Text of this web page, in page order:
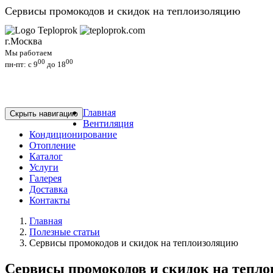
Сервисы промокодов и скидок на теплоизоляцию
г.Москва
Мы работаем
пн-пт: c 900 до 1800
Скрыть навигацию Главная
Вентиляция
Кондиционирование
Отопление
Каталог
Услуги
Галерея
Доставка
Контакты
Главная
Полезные статьи
Сервисы промокодов и скидок на теплоизоляцию
Сервисы промокодов и скидок на